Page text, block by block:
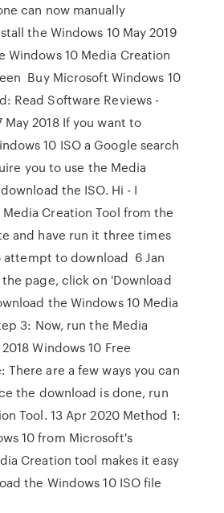
can now manually
the Windows 10 May 2019
Windows 10 Media Creation
Buy Microsoft Windows 10
Read Software Reviews -
May 2018 If you want to
10 ISO a Google search
you to use the Media
the ISO. Hi - I
Creation Tool from the
and have run it three times
attempt to download 6 Jan
page, click on 'Download
the Windows 10 Media
3: Now, run the Media
Windows 10 Free
There are a few ways you can
the download is done, run
Tool. 13 Apr 2020 Method 1:
10 from Microsoft's
Creation tool makes it easy
the Windows 10 ISO file